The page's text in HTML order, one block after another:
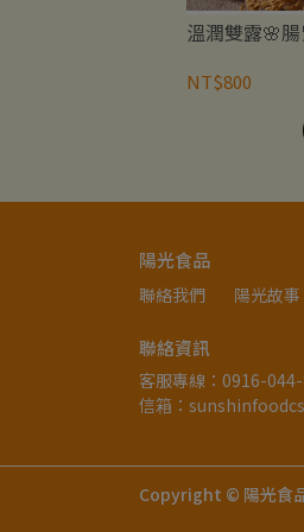
溫潤雙露🌸
NT$800
陽光食品
聯絡我們 陽光故事
聯絡資訊
客服專線：0916-
信箱：
Copyright © 陽光食